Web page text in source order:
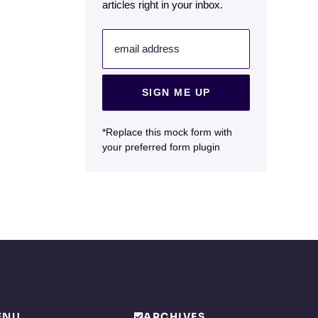
articles right in your inbox.
email address
SIGN ME UP
*Replace this mock form with
your preferred form plugin